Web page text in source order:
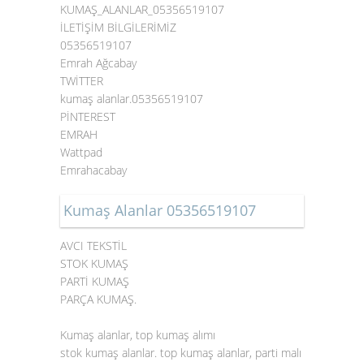
KUMAŞ_ALANLAR_05356519107
İLETİŞİM BİLGİLERİMİZ
05356519107
Emrah Ağcabay
TWİTTER
kumaş alanlar.05356519107
PİNTEREST
EMRAH
Wattpad
Emrahacabay
Kumaş Alanlar 05356519107
AVCI TEKSTİL
STOK KUMAŞ
PARTİ KUMAŞ
PARÇA KUMAŞ.
Kumaş alanlar, top kumaş alımı
stok kumaş alanlar. top kumaş alanlar, parti malı